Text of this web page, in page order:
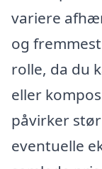
variere
og
rolle, da du
eller
påvirker
eventuelle